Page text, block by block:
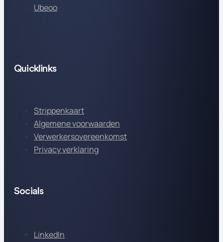
Ubeoo
Quicklinks
Strippenkaart
Algemene voorwaarden
Verwerkersovereenkomst
Privacy verklaring
Socials
LinkedIn